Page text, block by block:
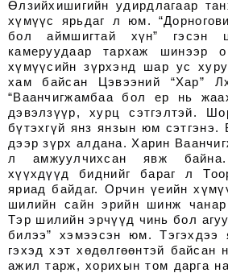
Өлзийхишигийн удирдлагаар
хүмүүс ярьдаг л юм.
бол аймшигтай хүн” гэсэн
камеруудаар тархаж шинээр
хүмүүсийн зүрхэнд шар ус
хам байсан Цэвээний “Хар”
“Ваанчигжамбаа бол ер нь
дэвэлзүүр, хурц сэтгэлтэй.
бүтэхгүй янз янзын юм
дээр зүрх алдана. Харин
л амжуулчихсан явж
хүүхдүүд биднийг бараг л
яриад байдаг. Орчин үеийн
шилийн сайн эрийн шинж
Тэр шилийн эрчүүд чинь бол
билээ” хэмээсэн юм.
гэхэд хэт хөдөлгөөнтэй байсан
ажил тарж, хорихын том дарга